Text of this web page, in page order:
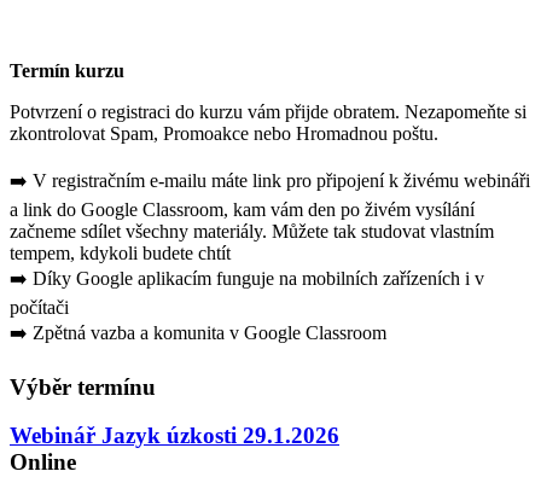
Termín kurzu
Potvrzení o registraci do kurzu vám přijde obratem. Nezapomeňte si
zkontrolovat Spam, Promoakce nebo Hromadnou poštu.
➡️ V registračním e-mailu máte link pro připojení k živému webináři
a link do Google Classroom, kam vám den po živém vysílání
začneme sdílet všechny materiály. Můžete tak studovat vlastním
tempem, kdykoli budete chtít
➡️ Díky Google aplikacím funguje na mobilních zařízeních i v
počítači
➡️ Zpětná vazba a komunita v Google Classroom
Výběr termínu
Webinář Jazyk úzkosti 29.1.2026
Online